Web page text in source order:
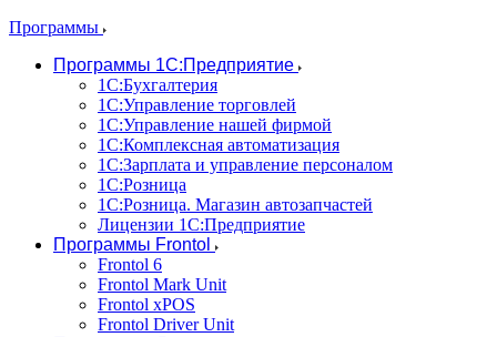
Программы
Программы 1С:Предприятие
1С:Бухгалтерия
1С:Управление торговлей
1С:Управление нашей фирмой
1С:Комплексная автоматизация
1С:Зарплата и управление персоналом
1С:Розница
1С:Розница. Магазин автозапчастей
Лицензии 1С:Предприятие
Программы Frontol
Frontol 6
Frontol Mark Unit
Frontol xPOS
Frontol Driver Unit